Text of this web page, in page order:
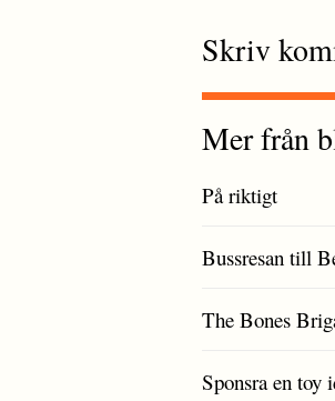
Skriv
Mer från
På riktigt
Bussresan till
The Bones
Sponsra en toy